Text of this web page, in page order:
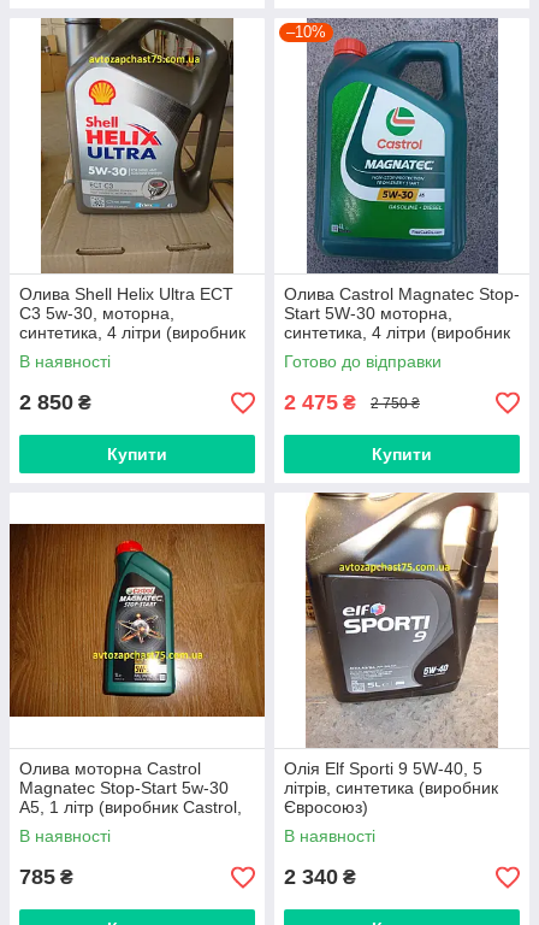
Олива Shell Helix Ultra ECT
C3 5w-30, моторна,
синтетика, 4 літри (виробник
Німеччина)
В наявності
2 850 ₴
Купити
–10%
Олива Castrol Magnatec Stop-
Start 5W-30 моторна,
синтетика, 4 літри (виробник
Німеччина)
Готово до відправки
2 475 ₴ 2 750 ₴
Купити
Олива моторна Castrol
Magnatec Stop-Start 5w-30
A5, 1 літр (виробник Castrol,
Німеччина)
В наявності
785 ₴
Олія Elf Sporti 9 5W-40, 5
літрів, синтетика (виробник
Євросоюз)
В наявності
2 340 ₴